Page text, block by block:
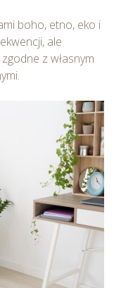
boho, etno, eko i
ale
z własnym